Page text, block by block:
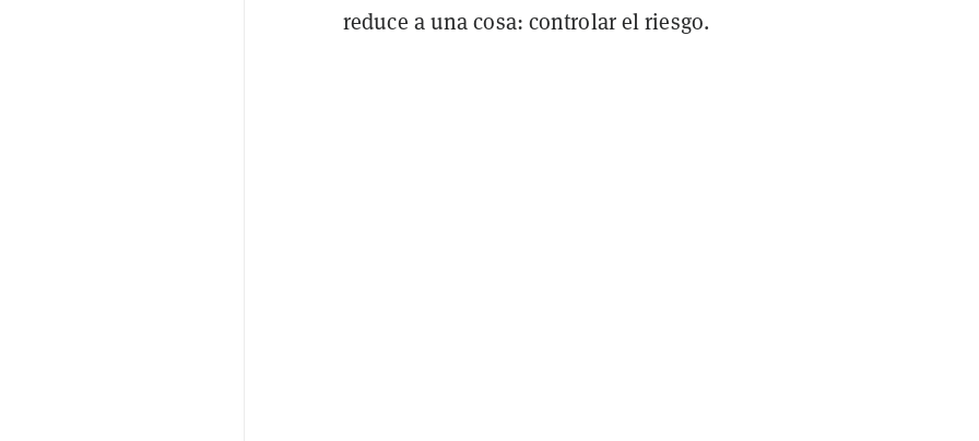
reduce a una cosa: controlar el riesgo.